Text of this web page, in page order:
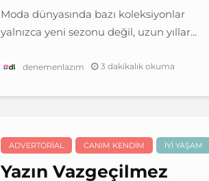
Moda dünyasında bazı koleksiyonlar
yalnızca yeni sezonu değil, uzun yıllar...
denemenlazım 3 dakikalık okuma
ADVERTORIAL CANIM KENDIM İYI YAŞAM
Yazın Vazgeçilmez